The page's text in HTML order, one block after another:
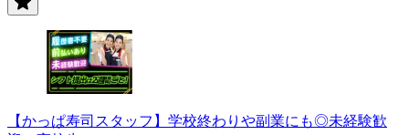
【かっぱ寿司スタッフ】学校終わりや副業にも◎未経験歓